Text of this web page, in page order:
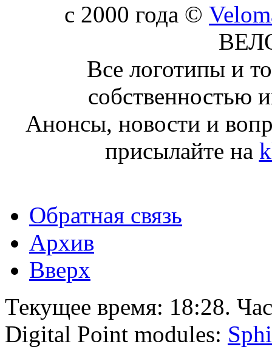
c 2000 года ©
Все логотипы и
собственностью
Анонсы, новости и
присылайте на
Обратная связь
Архив
Вверх
Текущее время: 18:28.
Digital Point modules: